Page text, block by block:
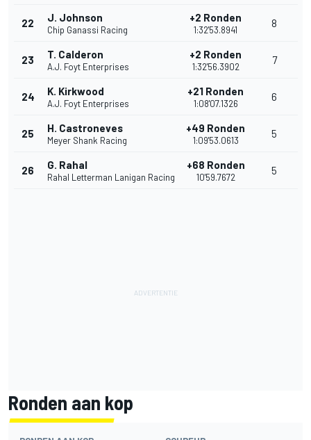
22 J. Johnson
Chip Ganassi Racing
+2 Ronden
1:32'53.8941
8
23 T. Calderon
A.J. Foyt Enterprises
+2 Ronden
1:32'56.3902
7
24 K. Kirkwood
A.J. Foyt Enterprises
+21 Ronden
1:08'07.1326
6
25 H. Castroneves
Meyer Shank Racing
+49 Ronden
1:09'53.0613
5
26 G. Rahal
Rahal Letterman Lanigan Racing
+68 Ronden
10'59.7672
5
Ronden aan kop